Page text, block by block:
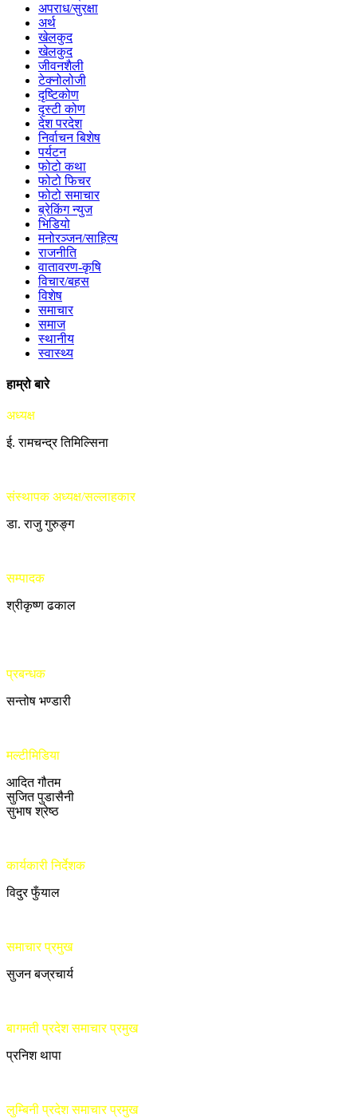
अपराध/सुरक्षा
अर्थ
खेलकुद
खेलकुद
जीवनशैली
टेक्नोलोजी
दृष्टिकोण
दृस्टी कोण
देश परदेश
निर्वाचन बिशेष
पर्यटन
फोटो कथा
फोटो फिचर
फोटो समाचार
ब्रेकिंग न्युज
भिडियो
मनोरञ्जन/साहित्य
राजनीति
वातावरण-कृषि
विचार/बहस
विशेष
समाचार
समाज
स्थानीय
स्वास्थ्य
हाम्रो बारे
अध्यक्ष
ई. रामचन्द्र तिमिल्सिना
संस्थापक अध्यक्ष/सल्लाहकार
डा. राजु गुरुङ्ग
सम्पादक
श्रीकृष्ण ढकाल
प्रबन्धक
सन्तोष भण्डारी
मल्टीमिडिया
आदित गौतम
सुजित पुडासैनी
सुभाष श्रेष्ठ
कार्यकारी निर्देशक
विदुर फुँयाल
समाचार प्रमुख
सुजन बज्रचार्य
बागमती प्रदेश समाचार प्रमुख
प्रनिश थापा
लुम्बिनी प्रदेश समाचार प्रमुख